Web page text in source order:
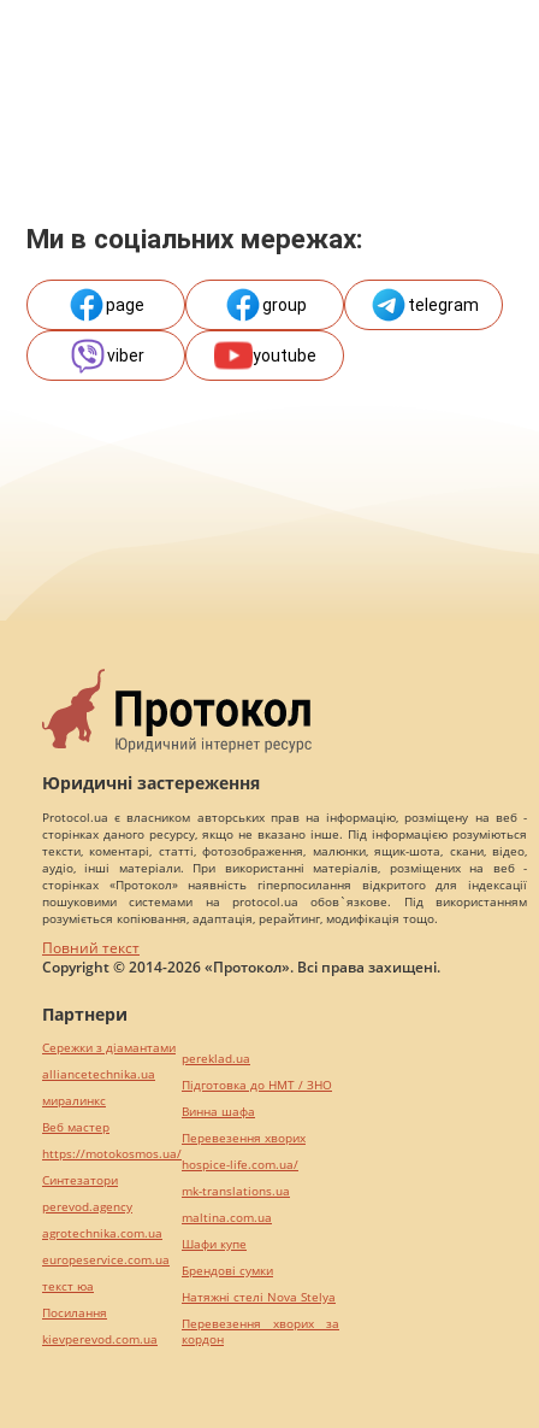
Ми в соціальних мережах:
page group telegram
viber youtube
Юридичні застереження
Protocol.ua є власником авторських прав на інформацію, розміщену на веб -
сторінках даного ресурсу, якщо не вказано інше. Під інформацією розуміються
тексти, коментарі, статті, фотозображення, малюнки, ящик-шота, скани, відео,
аудіо, інші матеріали. При використанні матеріалів, розміщених на веб -
сторінках «Протокол» наявність гіперпосилання відкритого для індексації
пошуковими системами на protocol.ua обов`язкове. Під використанням
розуміється копіювання, адаптація, рерайтинг, модифікація тощо.
Повний текст
Copyright © 2014-2026 «Протокол». Всі права захищені.
Партнери
Сережки з діамантами
alliancetechnika.ua
миралинкс
Веб мастер
https://motokosmos.ua/
Синтезатори
perevod.agency
agrotechnika.com.ua
europeservice.com.ua
текст юа
Посилання
kievperevod.com.ua
pereklad.ua
Підготовка до НМТ / ЗНО
Винна шафа
Перевезення хворих
hospice-life.com.ua/
mk-translations.ua
maltina.com.ua
Шафи купе
Брендові сумки
Натяжні стелі Nova Stelya
Перевезення хворих за
кордон